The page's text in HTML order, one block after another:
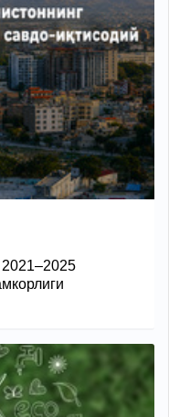
2021–2025